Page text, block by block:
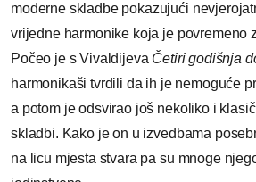
moderne skladbe pokazujući
vrijedne harmonike koja je povremeno
Počeo je s Vivaldijeva Četiri godišnja
harmonikaši tvrdili da ih je nemoguće
a potom je odsvirao još nekoliko i
skladbi. Kako je on u izvedbama
na licu mjesta stvara pa su mnoge